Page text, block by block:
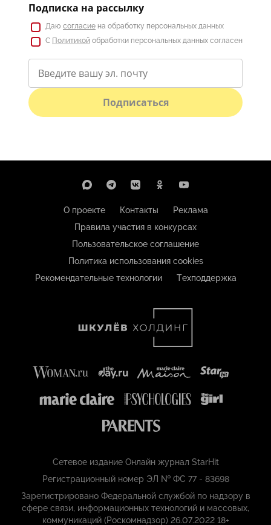
Подписка на рассылку
Даю согласие на обработку персональных данных
С Политикой обработки персональных данных согласен
Подписаться
О проекте Контакты
Реклама
Правила участия в конкурсах
Пользовательское соглашение
Политика использования cookies
Рекомендательные технологии
Техподдержка
Сетевое издание Онлайн журнал StarHit
Регистрационный номер ЭЛ № ФС 77 - 83698
Зарегистрировано Федеральной службой по надзору в
сфере связи, информационных технологий и массовых,
коммуникаций (Роскомнадзор) 26.07.2022 18+